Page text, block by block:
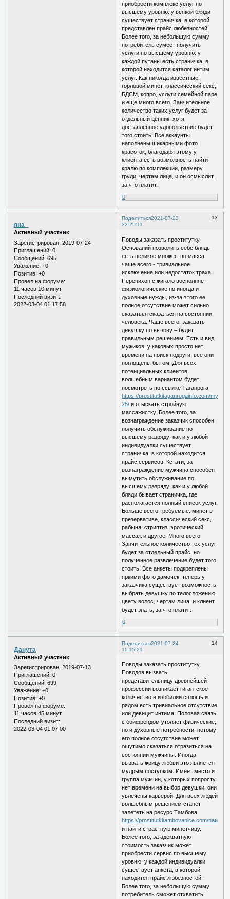
приобрести комплекс услуг по
высшему уровню: у всякой бляди
существует страничка, в которой
представлен прайс любезностей.
Более того, за небольшую сумму
потребитель сумеет получить
услуги по высшему уровню: у
каждой путаны есть страничка, в
которой находится каталог интим
услуг. Как никогда известные:
горловой минет, классический секс,
БДСМ, копро, услуги семейной паре
и еще много всего. Занчительное
количество таких услуг будет за
отдельный ценник, хотя
доставленное удовольствие будет
того стоить! Все аккаунты
наполнены шикарными фото
красоток, благодаря этому у
клиента есть возможность найти
кралю по комплекции, размеру
груди, чертам лица, и он осмыслит,
за что платит.
0
Поделиться 13
2021-07-23
23:25:11
яна_
Активный участник
Зарегистрирован: 2019-07-24
Приглашений: 0
Сообщений: 695
Уважение: +0
Позитив: +0
Провел на форуме:
11 часов 10 минут
Последний визит:
2022-03-04 01:17:58
Поводы заказать проститутку.
Оснований позволить себе блядь
есть великое множество масса
чаще всего - тривиальное
исключение или недостаток траха.
Перепихон с жигало восполняет
физиологические но иногда и
духовные нужды, из-за этого ее
полное отсутствие может сильно
сказаться сказаться на состоянии
человека. Чаще всего, заказать
девушку по вызову – будет
правильным решением. Есть и вид
мужиков, у каковых просто нет
времени на поиск подруги, все они
поглощены бытом. Для всех
потенциальных клиентов
волшебным вариантом будет
посмотреть по ссылке Таганрога
https://prostitutkitaganrogainfo.com/
25/ и отыскать стройную
массажистку. Более того, за
вознаграждение заказчик способен
получить обслуживание по
высшему разряду: как и у любой
индивидуалки существует
страничка, в которой находится
прайс сервисов. Кстати, за
вознаграждение мужчина способен
вымутить обслуживание по
высшему разряду: как и у любой
бляди бывает страничка, где
располагается полный список услуг.
Больше всего требуемые: минет в
презервативе, классический секс,
рабыня, стриптиз, эротический
массаж и другое. Много всего.
Занчительное количество тех услуг
будет за отдельный прайс, но
полученное развлечение будет того
стоить! Все анкеты подкреплены
яркими фото дамочек, теперь у
заказчика существует возможность
выбрать девушку по телосложению,
цвету волос, чертам лица, и клиент
будет знать, за что платит.
0
Поделиться 14
2021-07-24
11:15:21
Данута
Активный участник
Зарегистрирован: 2019-07-13
Приглашений: 0
Сообщений: 699
Уважение: +0
Позитив: +0
Провел на форуме:
11 часов 45 минут
Последний визит:
2022-03-04 01:07:00
Поводы заказать проститутку.
Поводов вызвать
представительницу древнейшей
профессии возникает гигантское
количество в изобилии сплошь и
рядом есть тривиальное отсутствие
или девицит интима. Половая связь
с бойфрендом утоляет физические,
но и духовные потребности, потому
его полное отсутствие может
ощутимо сказаться отразиться на
состоянии мужчины. Иногда,
вызвать жрицу любви это является
мудрым поступком. Имеет место и
группа мужчин, у которых попросту
нет времени на выбор девушки, они
увлечены карьерой. Для всех людей
волшебным решением станет
залететь на ресурс Тамбова
https://prostitutkitambovanice.com/nation/
и найти страстную минетчицу.
Более того, за адекватную
стоимость заказчик может
приобрести сервис по высшему
уровню: у каждой индивидуалки
существует анкета, в которой
находится прайс любезностей.
Более того, за небольшую сумму
потребитель сможет отхватить